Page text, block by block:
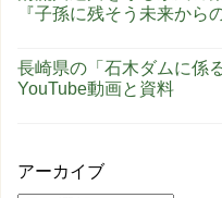
『子孫に残そう未来から
長崎県の「石木ダムに係
YouTube動画と資料
アーカイブ